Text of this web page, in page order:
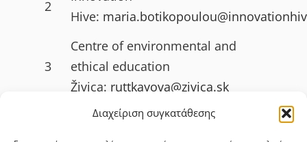
Διαχείριση συγκατάθεσης
2
Hive:
3
Centre of environmental and
ethical education
Živica: ruttkayova@zivica.sk
University of Jyväskylä